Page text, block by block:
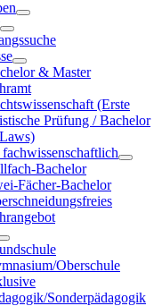
& Master
(Erste
Prüfung / Bachelor
Bachelor
Fächer-Bachelor
Oberschule
Sonderpädagogik